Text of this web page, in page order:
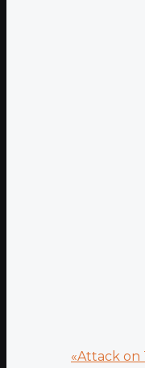
«Attack on